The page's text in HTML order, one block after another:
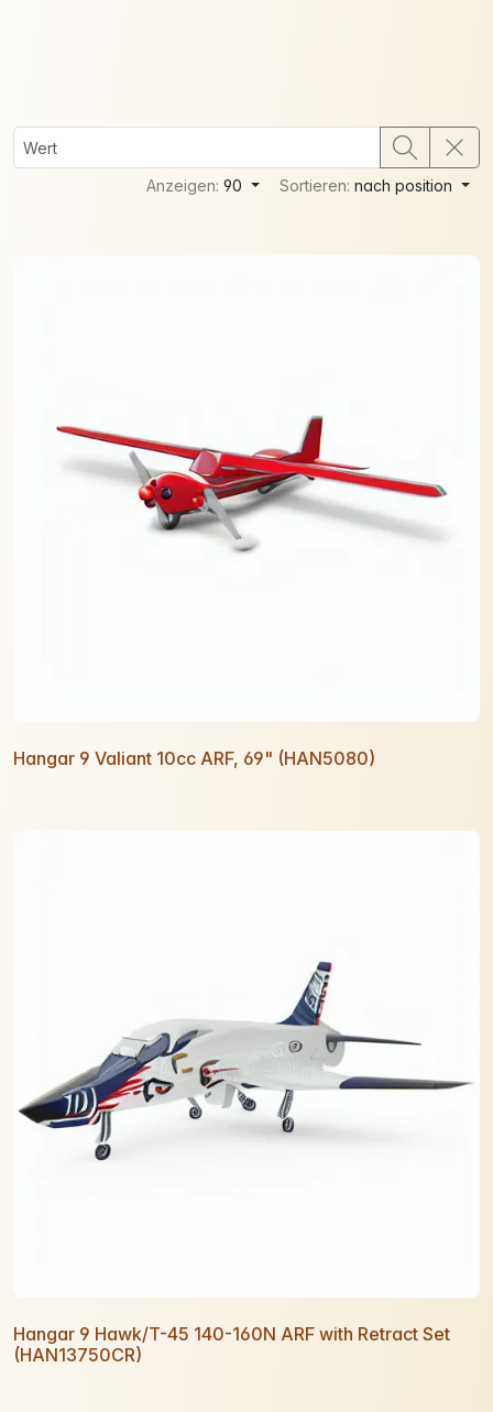
Anzeigen:90 Sortieren:nach position
Hangar 9 Valiant 10cc ARF, 69" (HAN5080)
Hangar 9 Hawk/T-45 140-160N ARF with Retract Set
(HAN13750CR)